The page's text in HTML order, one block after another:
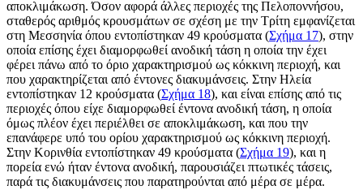
αποκλιμάκωση. Όσον αφορά άλλες περιοχές της Πελοποννήσου,
σταθερός αριθμός κρουσμάτων σε σχέση με την Τρίτη εμφανίζεται
στη Μεσσηνία όπου εντοπίστηκαν 49 κρούσματα (Σχήμα 17), στην
οποία επίσης έχει διαμορφωθεί ανοδική τάση η οποία την έχει
φέρει πάνω από το όριο χαρακτηρισμού ως κόκκινη περιοχή, και
που χαρακτηρίζεται από έντονες διακυμάνσεις. Στην Ηλεία
εντοπίστηκαν 12 κρούσματα (Σχήμα 18), και είναι επίσης από τις
περιοχές όπου είχε διαμορφωθεί έντονα ανοδική τάση, η οποία
όμως πλέον έχει περιέλθει σε αποκλιμάκωση, και που την
επανάφερε υπό του ορίου χαρακτηρισμού ως κόκκινη περιοχή.
Στην Κορινθία εντοπίστηκαν 49 κρούσματα (Σχήμα 19), και η
πορεία ενώ ήταν έντονα ανοδική, παρουσιάζει πτωτικές τάσεις,
παρά τις διακυμάνσεις που παρατηρούνται από μέρα σε μέρα.